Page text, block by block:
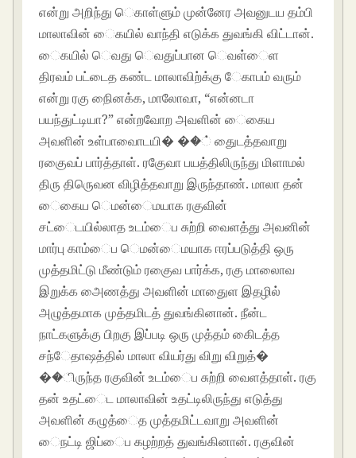
என்று அறிந்து ெகாள்ளும் முன்னேர அவனுடய தம்பி
மாலாவின் ைகயில் வாந்தி எடுக்க துவங்கி விட்டான்.
ைகயில் ெவது ெவதுப்பான ெவள்ைள
திரவம் பட்டைத கண்ட மாலாவிற்க்கு ேகாபம் வரும்
என்று ரகு நிைனக்க, மாலாேவா, “என்னடா
பயந்துட்டியா?” என்றவாேற அவளின் ைகைய
அவளின் உள்பாவாைடயி� ��் துைடத்தவாறு
ரகுைவப் பார்த்தாள். ரகுேவா பயத்திலிருந்து மிளாமல்
திரு திருெவன விழித்தவாறு இருந்தாண். மாலா தன்
ைகைய ெமன்ைமயாக ரகுவின்
சட்ைடயில்லாத உடம்ைப சுற்றி வைளத்து அவனின்
மார்பு காம்ைப ெமன்ைமயாக ஈரப்படுத்தி ஒரு
முத்தமிட்டு மீண்டும் ரகுைவ பார்க்க, ரகு மாலாைவ
இறுக்க அைணத்து அவளின் மாதுைள இதழில்
அழுத்தமாக முத்தமிடத் துவங்கினான். நீன்ட
நாட்களுக்கு பிறகு இப்படி ஒரு முத்தம் கிைடத்த
சந்ேதாஷத்தில் மாலா வியர்து விறு விறுத்�
��ிருந்த ரகுவின் உடம்ைப சுற்றி வைளத்தாள். ரகு
தன் உதட்ைட மாலாவின் உதட்டிலிருந்து எடுத்து
அவளின் கழுத்ைத முத்தமிட்டவாறு அவளின்
ைநட்டி ஜிப்ைப கழற்றத் துவங்கினான். ரகுவின்